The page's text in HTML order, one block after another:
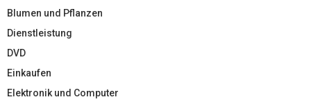
Blumen und Pflanzen
Dienstleistung
DVD
Einkaufen
Elektronik und Computer